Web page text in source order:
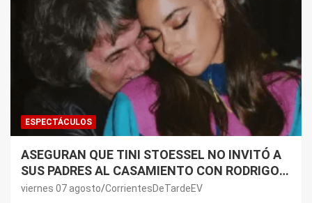
ESPECTÁCULOS
ASEGURAN QUE TINI STOESSEL NO INVITÓ A
SUS PADRES AL CASAMIENTO CON RODRIGO
DE PAUL: LOS MOTIVOS
viernes 07 agosto CorrientesDeTardeEV